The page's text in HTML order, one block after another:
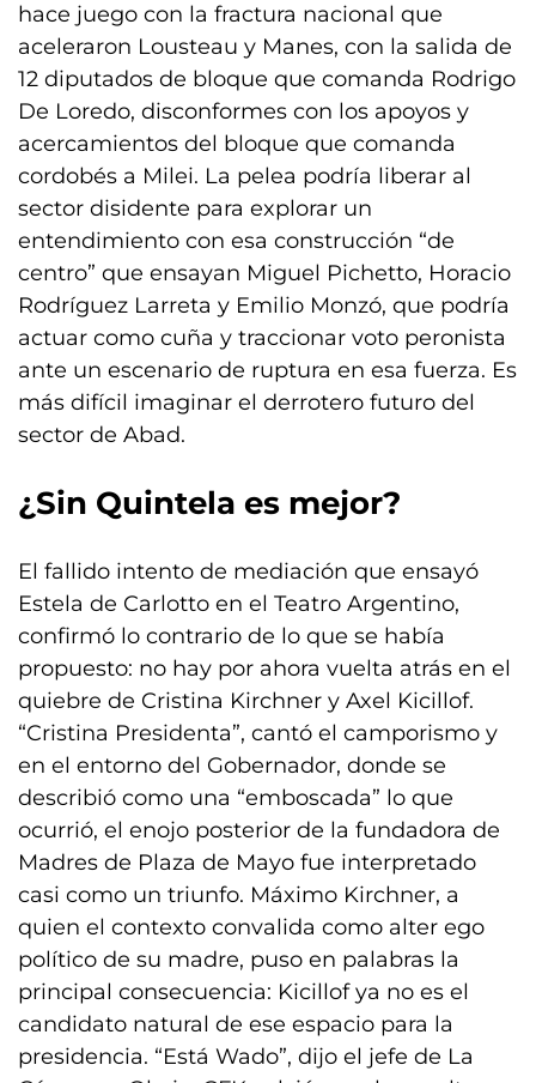
hace juego con la fractura nacional que
aceleraron Lousteau y Manes, con la salida de
12 diputados de bloque que comanda Rodrigo
De Loredo, disconformes con los apoyos y
acercamientos del bloque que comanda
cordobés a Milei. La pelea podría liberar al
sector disidente para explorar un
entendimiento con esa construcción “de
centro” que ensayan Miguel Pichetto, Horacio
Rodríguez Larreta y Emilio Monzó, que podría
actuar como cuña y traccionar voto peronista
ante un escenario de ruptura en esa fuerza. Es
más difícil imaginar el derrotero futuro del
sector de Abad.
¿Sin Quintela es mejor?
El fallido intento de mediación que ensayó
Estela de Carlotto en el Teatro Argentino,
confirmó lo contrario de lo que se había
propuesto: no hay por ahora vuelta atrás en el
quiebre de Cristina Kirchner y Axel Kicillof.
“Cristina Presidenta”, cantó el camporismo y
en el entorno del Gobernador, donde se
describió como una “emboscada” lo que
ocurrió, el enojo posterior de la fundadora de
Madres de Plaza de Mayo fue interpretado
casi como un triunfo. Máximo Kirchner, a
quien el contexto convalida como alter ego
político de su madre, puso en palabras la
principal consecuencia: Kicillof ya no es el
candidato natural de ese espacio para la
presidencia. “Está Wado”, dijo el jefe de La